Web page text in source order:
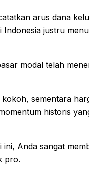
arus dana
justru
modal telah
sementara
historis
Anda sangat
pro.